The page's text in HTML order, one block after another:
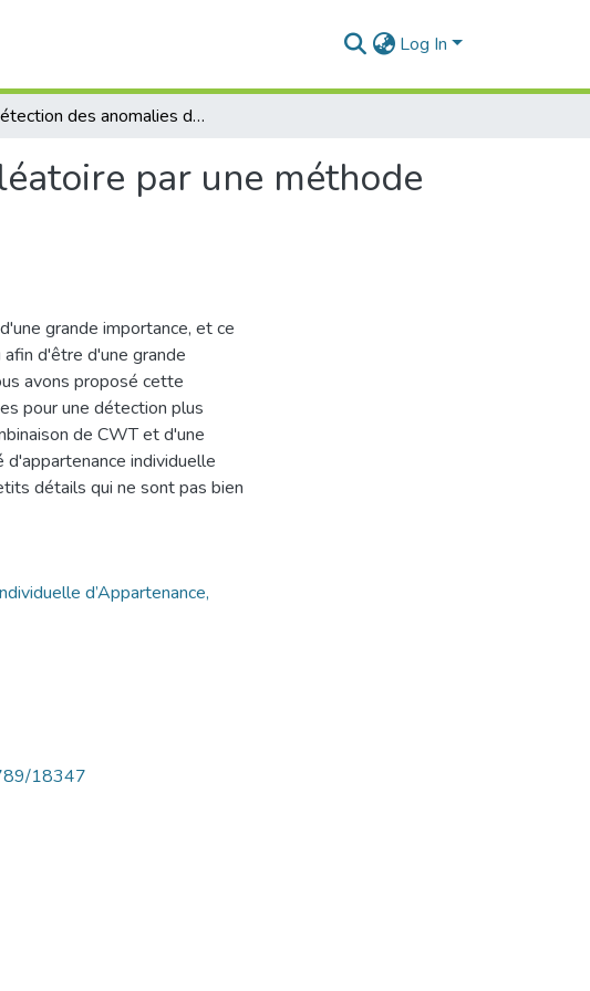
Log In
Détection des anomalies dans un processus aléatoire par une méthode hybride IBIP-CWT
par une méthode
grande importance, et ce
d'être d'une grande
avons proposé cette
pour une détection plus
de CWT et d'une
individuelle
détails qui ne sont pas bien
d’Appartenance,
18347